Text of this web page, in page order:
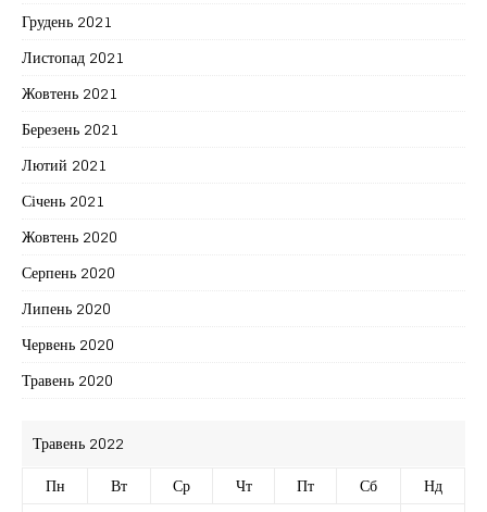
Грудень 2021
Листопад 2021
Жовтень 2021
Березень 2021
Лютий 2021
Січень 2021
Жовтень 2020
Серпень 2020
Липень 2020
Червень 2020
Травень 2020
Травень 2022
Пн
Вт Ср Чт Пт Сб
Нд